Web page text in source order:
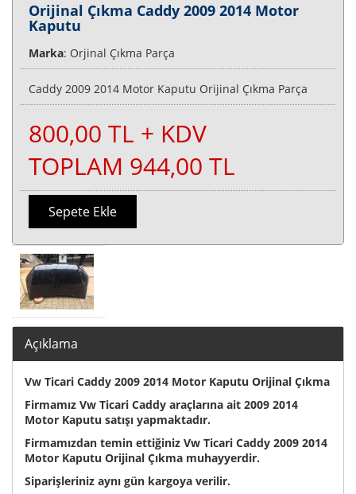
Orijinal Çıkma Caddy 2009 2014 Motor
Kaputu
Marka: Orjinal Çıkma Parça
Caddy 2009 2014 Motor Kaputu Orijinal Çıkma Parça
800,00 TL + KDV
TOPLAM 944,00 TL
Sepete Ekle
Açıklama
Vw Ticari Caddy 2009 2014 Motor Kaputu Orijinal Çıkma
Firmamız Vw Ticari Caddy araçlarına ait 2009 2014
Motor Kaputu satışı yapmaktadır.
Firmamızdan temin ettiğiniz Vw Ticari Caddy 2009 2014
Motor Kaputu Orijinal Çıkma muhayyerdir.
Siparişleriniz aynı gün kargoya verilir.